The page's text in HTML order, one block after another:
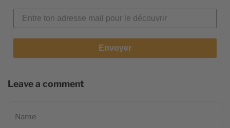
Envoyer
Leave a comment